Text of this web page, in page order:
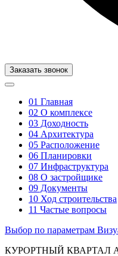
Заказать звонок
01 Главная
02 О комплексе
03 Доходность
04 Архитектура
05 Расположение
06 Планировки
07 Инфраструктура
08 О застройщике
09 Документы
10 Ход строительства
11 Частые вопросы
Выбор по параметрам
КУРОРТНЫЙ КВАРТАЛ